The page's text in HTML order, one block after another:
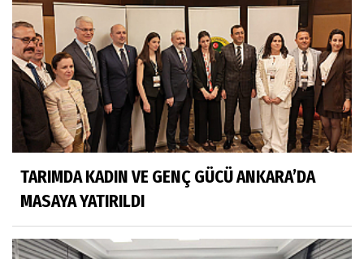
TARIMDA KADIN VE GENÇ GÜCÜ ANKARA’DA
MASAYA YATIRILDI